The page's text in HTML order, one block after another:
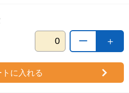
＋
ー
トに入れる